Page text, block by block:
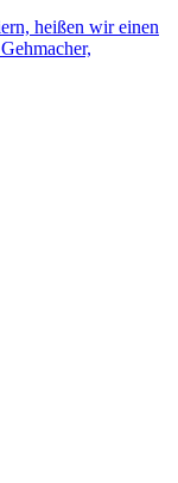
heißen wir einen